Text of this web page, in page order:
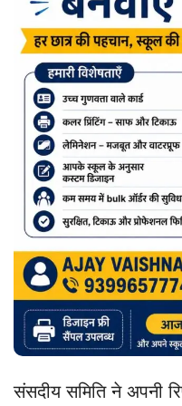
संसदीय समिति ने अपनी